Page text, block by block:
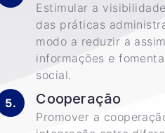
Estimular a
das práticas
modo a reduzir a
informações e
social.
Cooperação
Promover a